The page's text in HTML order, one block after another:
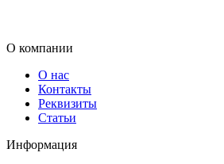
О компании
О нас
Контакты
Реквизиты
Статьи
Информация